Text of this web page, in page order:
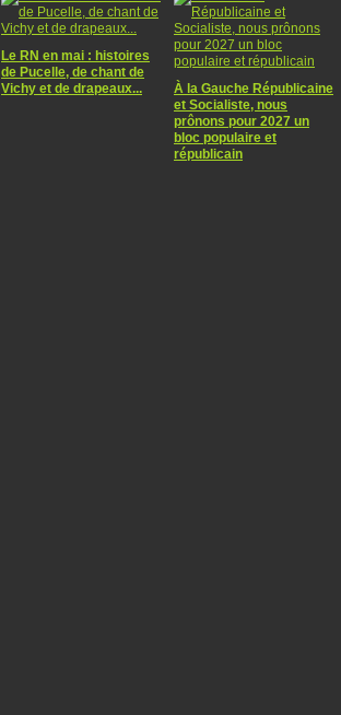
Le RN en mai : histoires
de Pucelle, de chant de
Vichy et de drapeaux...
À la Gauche Républicaine
et Socialiste, nous
prônons pour 2027 un
bloc populaire et
républicain